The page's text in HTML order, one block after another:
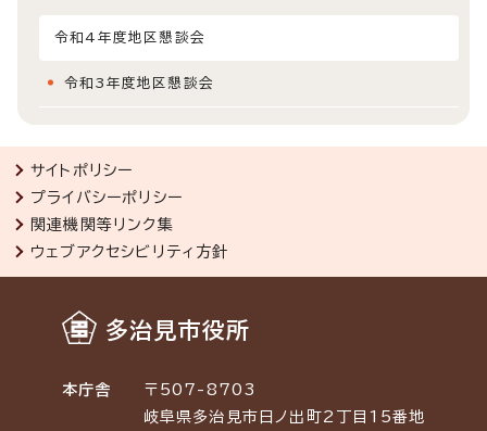
令和4年度地区懇談会
令和3年度地区懇談会
サイトポリシー
プライバシーポリシー
関連機関等リンク集
ウェブアクセシビリティ方針
多治見市役所
本庁舎
〒507-8703
岐阜県多治見市日ノ出町2丁目15番地